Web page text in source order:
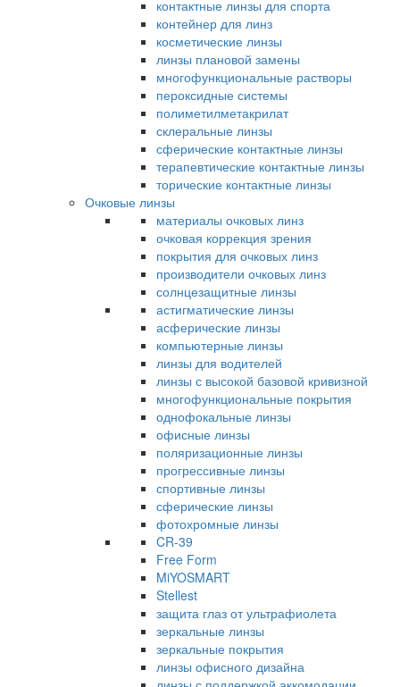
контактные линзы для спорта
контейнер для линз
косметические линзы
линзы плановой замены
многофункциональные растворы
пероксидные системы
полиметилметакрилат
склеральные линзы
сферические контактные линзы
терапевтические контактные линзы
торические контактные линзы
Очковые линзы
материалы очковых линз
очковая коррекция зрения
покрытия для очковых линз
производители очковых линз
солнцезащитные линзы
астигматические линзы
асферические линзы
компьютерные линзы
линзы для водителей
линзы с высокой базовой кривизной
многофункциональные покрытия
однофокальные линзы
офисные линзы
поляризационные линзы
прогрессивные линзы
спортивные линзы
сферические линзы
фотохромные линзы
CR-39
Free Form
MiYOSMART
Stellest
защита глаз от ультрафиолета
зеркальные линзы
зеркальные покрытия
линзы офисного дизайна